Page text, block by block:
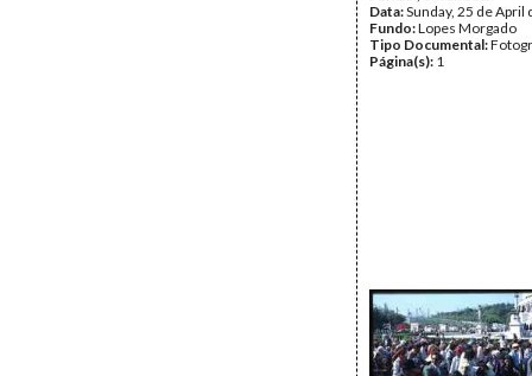
Data:Sunday, 25 de April
Fundo:Lopes Morgado
Tipo Documental:
Página(s): 1